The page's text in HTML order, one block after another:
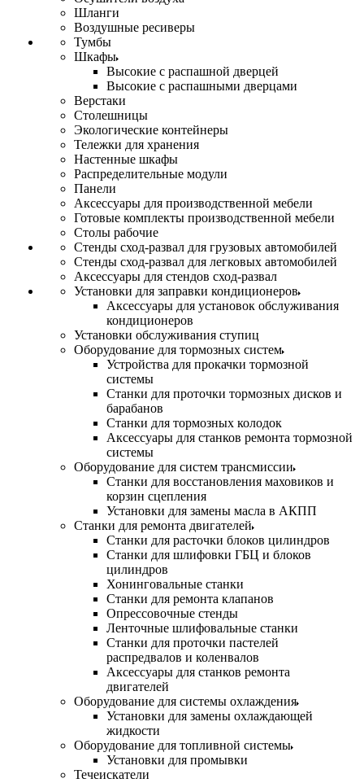
Шланги
Воздушные ресиверы
Тумбы
Шкафы
Высокие с распашной дверцей
Высокие с распашными дверцами
Верстаки
Столешницы
Экологические контейнеры
Тележки для хранения
Настенные шкафы
Распределительные модули
Панели
Аксессуары для производственной мебели
Готовые комплекты производственной мебели
Столы рабочие
Стенды сход-развал для грузовых автомобилей
Стенды сход-развал для легковых автомобилей
Аксессуары для стендов сход-развал
Установки для заправки кондиционеров
Аксессуары для установок обслуживания
кондиционеров
Установки обслуживания ступиц
Оборудование для тормозных систем
Устройства для прокачки тормозной
системы
Станки для проточки тормозных дисков и
барабанов
Станки для тормозных колодок
Аксессуары для станков ремонта тормозной
системы
Оборудование для систем трансмиссии
Станки для восстановления маховиков и
корзин сцепления
Установки для замены масла в АКПП
Станки для ремонта двигателей
Станки для расточки блоков цилиндров
Станки для шлифовки ГБЦ и блоков
цилиндров
Хонинговальные станки
Станки для ремонта клапанов
Опрессовочные стенды
Ленточные шлифовальные станки
Станки для проточки пастелей
распредвалов и коленвалов
Аксессуары для станков ремонта
двигателей
Оборудование для системы охлаждения
Установки для замены охлаждающей
жидкости
Оборудование для топливной системы
Установки для промывки
Течеискатели